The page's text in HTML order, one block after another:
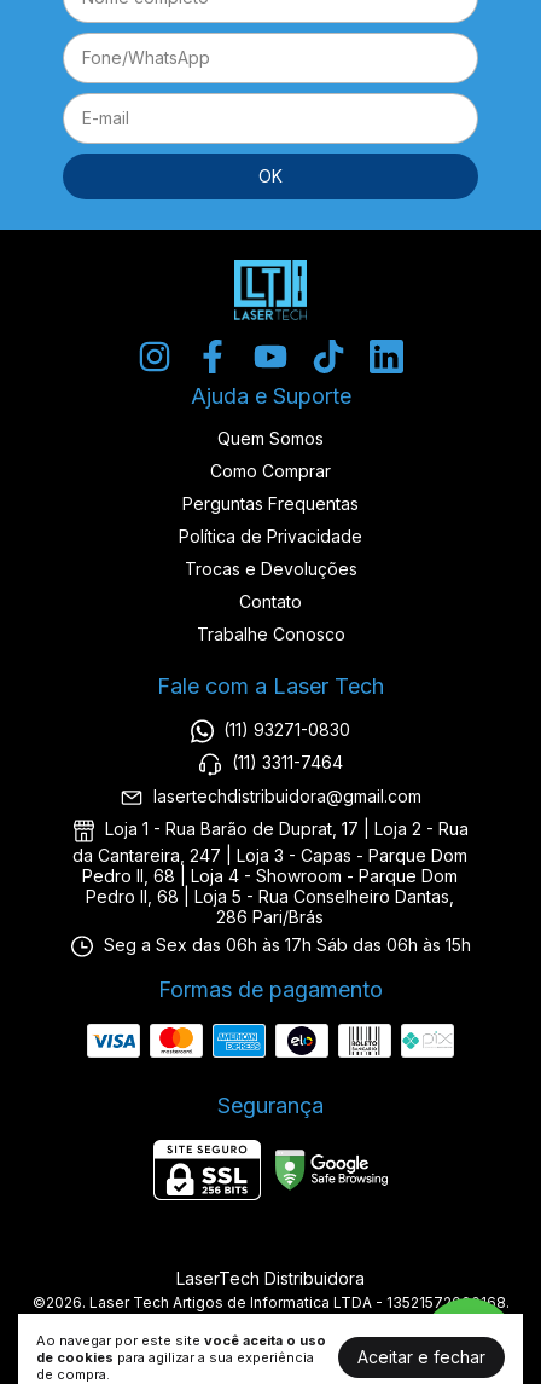
Ao navegar por este site você aceita o uso
de cookies para agilizar a sua experiência
de compra.
Aceitar e fechar
Ajuda e Suporte
Quem Somos
Como Comprar
Perguntas Frequentas
Política de Privacidade
Trocas e Devoluções
Contato
Trabalhe Conosco
Fale com a Laser Tech
(11) 93271-0830
(11) 3311-7464
lasertechdistribuidora@gmail.com
Loja 1 - Rua Barão de Duprat, 17 | Loja 2 - Rua
da Cantareira, 247 | Loja 3 - Capas - Parque Dom
Pedro II, 68 | Loja 4 - Showroom - Parque Dom
Pedro II, 68 | Loja 5 - Rua Conselheiro Dantas,
286 Pari/Brás
Seg a Sex das 06h às 17h Sáb das 06h às 15h
Formas de pagamento
Segurança
LaserTech Distribuidora
©2026. Laser Tech Artigos de Informatica LTDA - 13521572000168.